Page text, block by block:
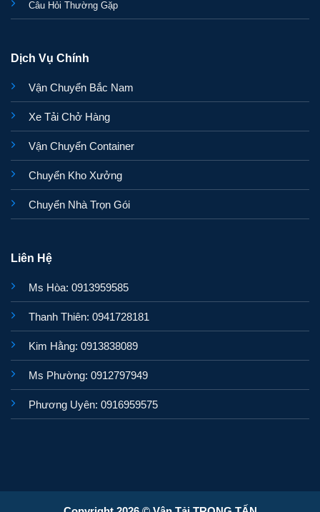
Câu Hỏi Thường Gặp
Dịch Vụ Chính
Vận Chuyển Bắc Nam
Xe Tải Chở Hàng
Vận Chuyển Container
Chuyển Kho Xưởng
Chuyển Nhà Trọn Gói
Liên Hệ
Ms Hòa: 0913959585
Thanh Thiên: 0941728181
Kim Hằng: 0913838089
Ms Phường: 0912797949
Phương Uyên: 0916959575